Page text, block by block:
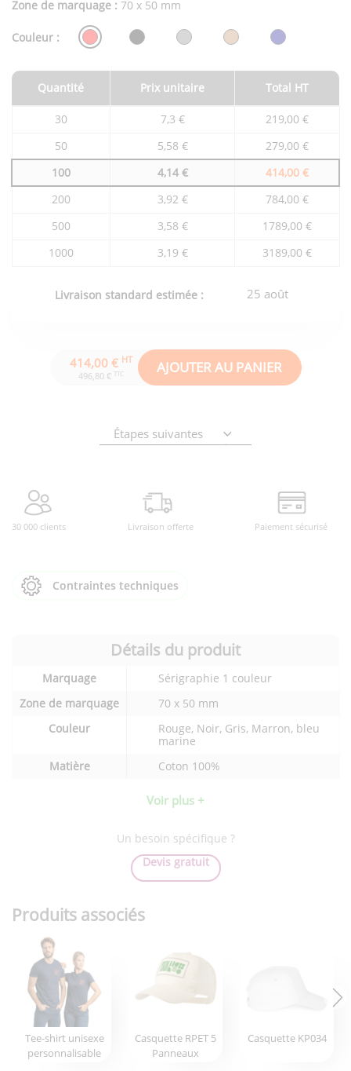
Zone de marquage : 70 x 50 mm
Couleur :
fonction
la
quantité
Quantité Prix unitaire Total HT
30 7,3 €
219,00 €
50
5,58 €
279,00 €
100
4,14 €
414,00 €
200
3,92 €
784,00 €
500
3,58 €
1789,00 €
1000
3,19 € 3189,00 €
Livraison standard estimée : 25 août
414,00 € HT
496,80 € TTC AJOUTER AU PANIER
Étapes suivantes
30 000 clients Livraison offerte Paiement sécurisé
Contraintes techniques
Détails
techniques
du
produit
Détails du produit
Marquage
Sérigraphie 1 couleur
Zone de marquage
70 x 50 mm
Couleur
Rouge, Noir, Gris, Marron, bleu
marine
Matière
Coton 100%
Voir plus +
Un besoin spécifique ?
Devis gratuit
Produits associés
Tee-shirt unisexe
personnalisable
Casquette RPET 5
Panneaux
Casquette KP034